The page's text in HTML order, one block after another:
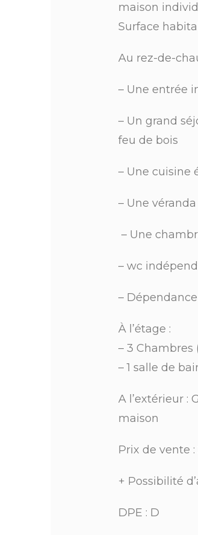
maison
Surface
Au rez-de-
– Une
– Un grand
feu de
– Une
–
– Une
– wc
–
À l’étage :
– 3 Chambres
– 1 salle de
A l’extérieur :
maison
Prix de vente
+ Possibilité
DPE : D